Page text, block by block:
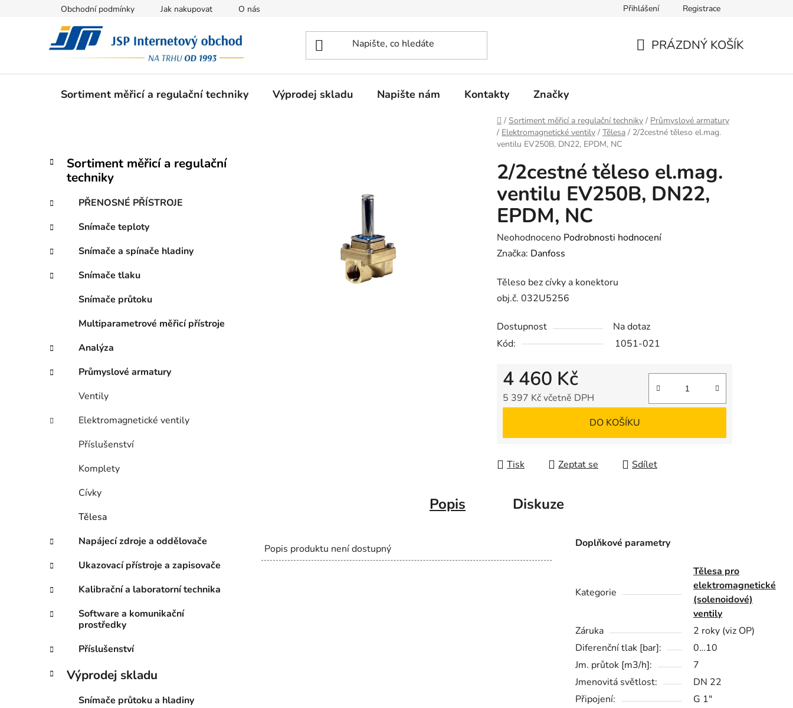
Obchodní podmínky Jak nakupovat O nás Přihlášení Registrace
PRÁZDNÝ KOŠÍK
Sortiment měřicí a regulační techniky Výprodej skladu Napište nám Kontakty Značky
Domů
/ Sortiment měřicí a regulační techniky / Průmyslové armatury
/ Elektromagnetické ventily / Tělesa / 2/2cestné těleso el.mag.
ventilu EV250B, DN22, EPDM, NC
P
t
a
n
í
e
l
Přeskočit
kategorie
K
a
g
r
i
e
Sortiment měřicí a regulační
techniky
PŘENOSNÉ PŘÍSTROJE
Snímače teploty
Snímače a spínače hladiny
Snímače tlaku
Snímače průtoku
Multiparametrové měřicí přístroje
Analýza
Průmyslové armatury
Ventily
Elektromagnetické ventily
Příslušenství
Komplety
Cívky
Tělesa
Napájecí zdroje a oddělovače
Ukazovací přístroje a zapisovače
Kalibrační a laboratorní technika
Software a komunikační
prostředky
Příslušenství
Výprodej skladu
Snímače průtoku a hladiny
2/2cestné těleso el.mag.
ventilu EV250B, DN22,
EPDM, NC
Průměrné
hodnocení
je
0,0
5
hvězdiček.
Neohodnoceno Podrobnosti hodnocení
Značka: Danfoss
Těleso bez cívky a konektoru
obj.č. 032U5256
Dostupnost
Na dotaz
Kód:
1051-021
4 460 Kč
5 397 Kč včetně DPH
DO KOŠÍKU
Tisk Zeptat se Sdílet
Popis Diskuze
Popis produktu není dostupný Doplňkové parametry
Kategorie
Tělesa pro
elektromagnetické
(solenoidové)
ventily
Záruka
2 roky (viz OP)
Diferenční tlak [bar]:
0…10
Jm. průtok [m3/h]:
7
Jmenovitá světlost:
DN 22
Připojení:
G 1"